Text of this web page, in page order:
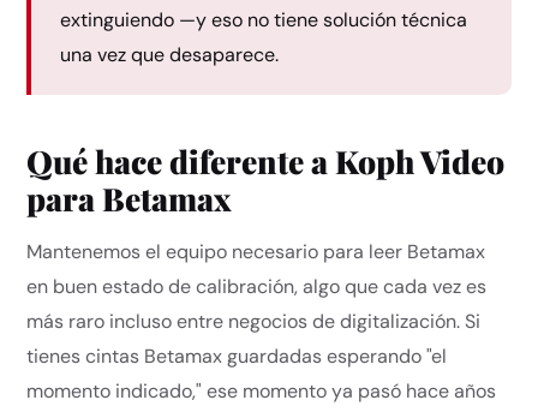
extinguiendo —y eso no tiene solución técnica
una vez que desaparece.
Qué hace diferente a Koph Video
para Betamax
Mantenemos el equipo necesario para leer Betamax
en buen estado de calibración, algo que cada vez es
más raro incluso entre negocios de digitalización. Si
tienes cintas Betamax guardadas esperando "el
momento indicado," ese momento ya pasó hace años